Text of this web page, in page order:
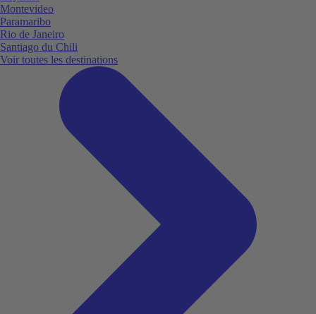
Montevideo
Paramaribo
Rio de Janeiro
Santiago du Chili
Voir toutes les destinations